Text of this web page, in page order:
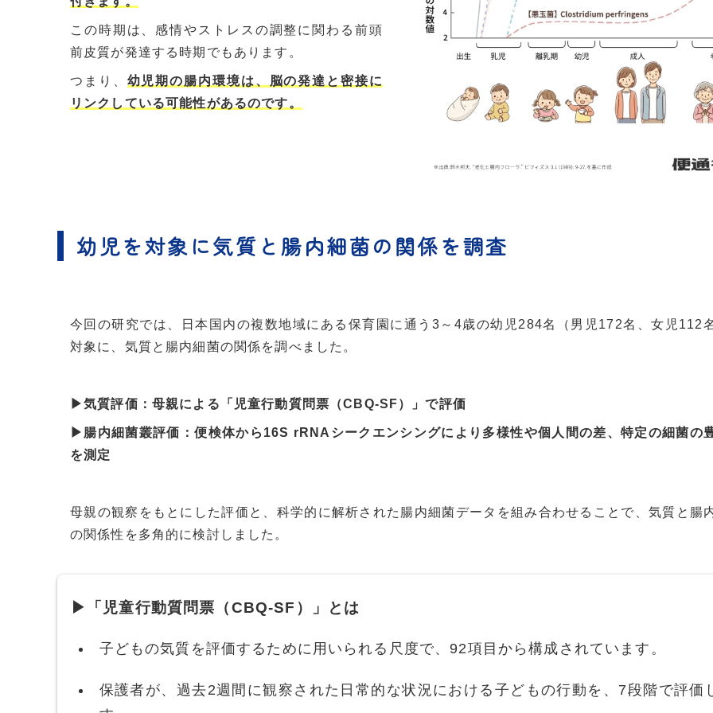
この時期は、感情やストレスの調整に関わる前頭
前皮質が発達する時期でもあります。
つまり、 幼児期の腸内環境は、脳の発達と密接に
リンクしている可能性があるのです。
幼児を対象に気質と腸内細菌の関係を調査
今回の研究では、日本国内の複数地域にある保育園に通う3～4歳の幼児284名（男児172名、女児112
対象に、気質と腸内細菌の関係を調べました。
▶気質評価：母親による「児童行動質問票（CBQ-SF）」で評価
▶腸内細菌叢評価：便検体から16S rRNAシークエンシングにより多様性や個人間の差、特定の細菌の
を測定
母親の観察をもとにした評価と、科学的に解析された腸内細菌データを組み合わせることで、気質と腸
の関係性を多角的に検討しました。
▶「児童行動質問票（CBQ-SF）」とは
子どもの気質を評価するために用いられる尺度で、92項目から構成されています。
保護者が、過去2週間に観察された日常的な状況における子どもの行動を、7段階で評価